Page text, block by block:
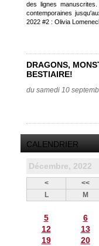
des lignes
contemporaines
2022 #2 : Olivia
DRAGONS,
BESTIAIRE!
du samedi 10
CALENDRIER
Décembre, 2022
< <<
L
M
5
6
12
13
19
20